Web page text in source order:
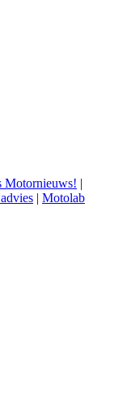
Motornieuws! |
| Motolab